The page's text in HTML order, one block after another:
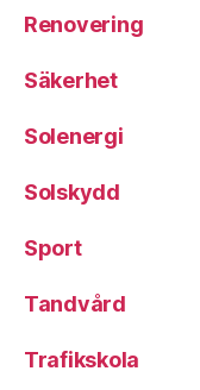
Renovering
Säkerhet
Solenergi
Solskydd
Sport
Tandvård
Trafikskola